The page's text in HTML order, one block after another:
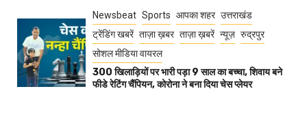
Newsbeat Sports आपका शहर उत्तराखंड
ट्रेंडिंग खबरें ताज़ा ख़बर ताज़ा ख़बरें न्यूज़ रुद्रपुर
सोशल मीडिया वायरल
300 खिलाड़ियों पर भारी पड़ा 9 साल का बच्चा, शिवाय बने
फीडे रेटिंग चैंपियन, कोरोना ने बना दिया चेस प्लेयर